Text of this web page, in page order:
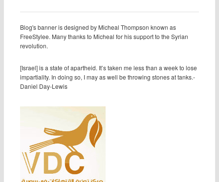
Blog's banner is designed by Micheal Thompson known as
FreeStylee. Many thanks to Micheal for his support to the Syrian
revolution.
[Israel] is a state of apartheid. It’s taken me less than a week to lose
impartiality. In doing so, I may as well be throwing stones at tanks.-
Daniel Day-Lewis